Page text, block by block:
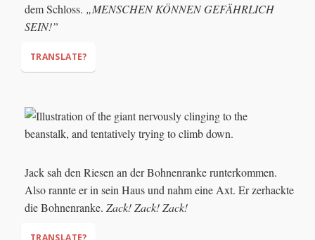
dem Schloss. „MENSCHEN KÖNNEN GEFÄHRLICH
SEIN!”
TRANSLATE?
"HUMANS CAN BE DANGEROUS!"
Jack sah den Riesen an der Bohnenranke runterkommen.
Also rannte er in sein Haus und nahm eine Axt. Er zerhackte
die Bohnenranke. Zack! Zack! Zack!
TRANSLATE?